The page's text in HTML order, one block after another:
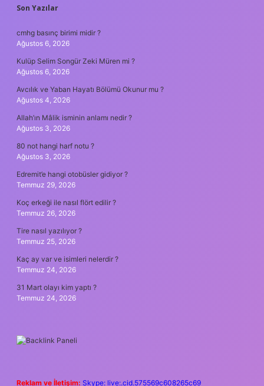
SIDEBAR
Son Yazılar
cmhg basınç birimi midir ?
Ağustos 6, 2026
Kulüp Selim Songür Zeki Müren mi ?
Ağustos 6, 2026
Avcılık ve Yaban Hayatı Bölümü Okunur mu ?
Ağustos 4, 2026
Allah’ın Mâlik isminin anlamı nedir ?
Ağustos 3, 2026
80 not hangi harf notu ?
Ağustos 3, 2026
Edremit’e hangi otobüsler gidiyor ?
Temmuz 29, 2026
Koç erkeği ile nasıl flört edilir ?
Temmuz 26, 2026
Tire nasıl yazılıyor ?
Temmuz 25, 2026
Kaç ay var ve isimleri nelerdir ?
Temmuz 24, 2026
31 Mart olayı kim yaptı ?
Temmuz 24, 2026
Reklam ve İletişim: Skype: live:.cid.575569c608265c69